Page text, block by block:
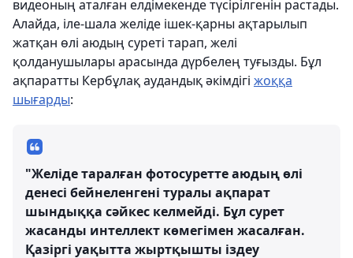
видеоның аталған елдімекенде түсірілгенін растады.
Алайда, іле-шала желіде ішек-қарны ақтарылып
жатқан өлі аюдың суреті тарап, желі
қолданушылары арасында дүрбелең туғызды. Бұл
ақпаратты Кербұлақ аудандық әкімдігі жоққа
шығарды:
"Желіде таралған фотосуретте аюдың өлі
денесі бейнеленгені туралы ақпарат
шындыққа сәйкес келмейді. Бұл сурет
жасанды интеллект көмегімен жасалған.
Қазіргі уақытта жыртқышты іздеу